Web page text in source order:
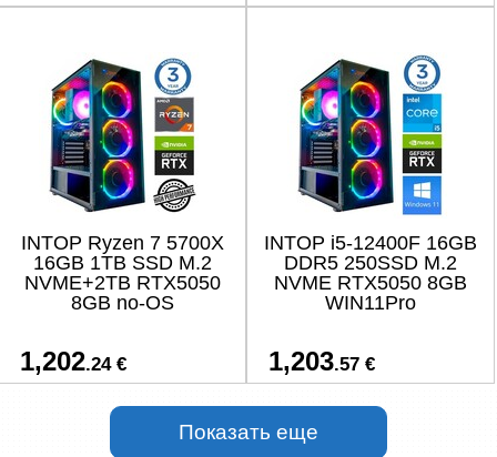
INTOP Ryzen 7 5700X
16GB 1TB SSD M.2
NVME+2TB RTX5050
8GB no-OS
1,202.24 €
INTOP i5-12400F 16GB
DDR5 250SSD M.2
NVME RTX5050 8GB
WIN11Pro
1,203.57 €